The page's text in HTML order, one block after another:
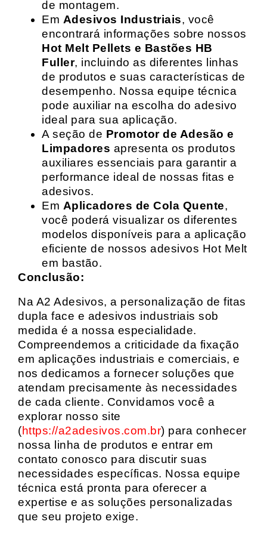
de montagem.
Em Adesivos Industriais, você
encontrará informações sobre nossos
Hot Melt Pellets e Bastões HB
Fuller, incluindo as diferentes linhas
de produtos e suas características de
desempenho. Nossa equipe técnica
pode auxiliar na escolha do adesivo
ideal para sua aplicação.
A seção de Promotor de Adesão e
Limpadores apresenta os produtos
auxiliares essenciais para garantir a
performance ideal de nossas fitas e
adesivos.
Em Aplicadores de Cola Quente,
você poderá visualizar os diferentes
modelos disponíveis para a aplicação
eficiente de nossos adesivos Hot Melt
em bastão.
Conclusão:
Na A2 Adesivos, a personalização de fitas
dupla face e adesivos industriais sob
medida é a nossa especialidade.
Compreendemos a criticidade da fixação
em aplicações industriais e comerciais, e
nos dedicamos a fornecer soluções que
atendam precisamente às necessidades
de cada cliente. Convidamos você a
explorar nosso site
(https://a2adesivos.com.br) para conhecer
nossa linha de produtos e entrar em
contato conosco para discutir suas
necessidades específicas. Nossa equipe
técnica está pronta para oferecer a
expertise e as soluções personalizadas
que seu projeto exige.